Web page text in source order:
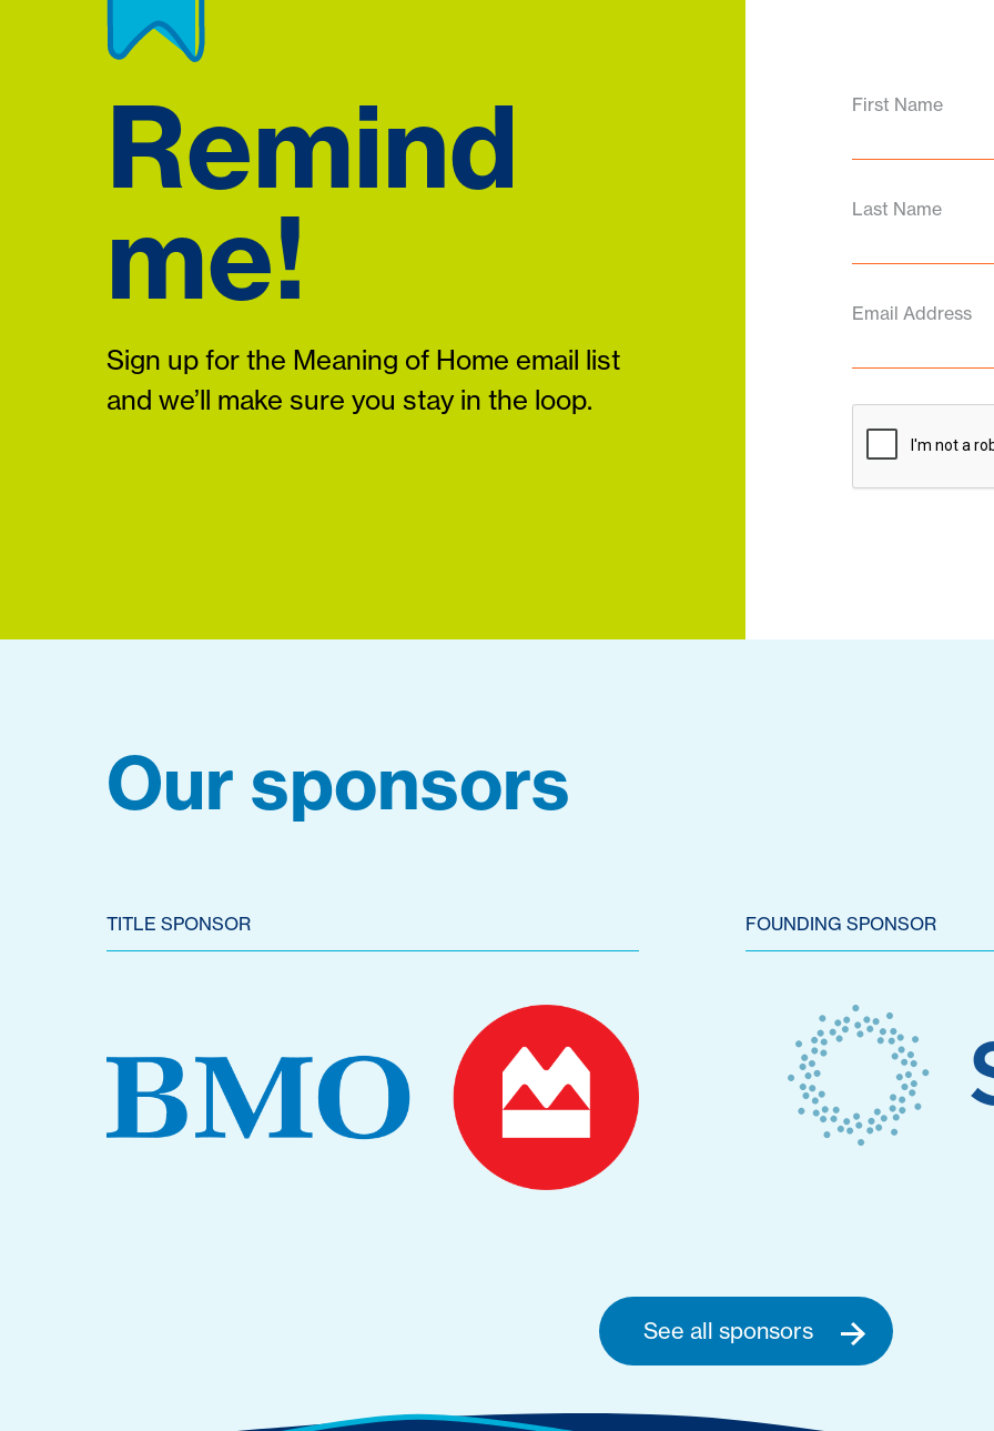
Remind
me!
Sign up for the Meaning of Home email list
and we’ll make sure you stay in the loop.
First Name
Last Name
Email Address
Our sponsors
TITLE SPONSOR FOUNDING SPONSOR
See all sponsors